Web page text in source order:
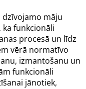
dzīvojamo māju
ka funkcionāli
procesā un līdz
vērā normatīvo
izmantošanu un
funkcionāli
jānotiek,